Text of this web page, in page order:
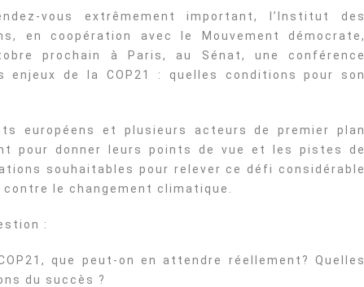
vous extrêmement important, l’Institut des
en coopération avec le Mouvement démocrate,
prochain à Paris, au Sénat, une conférence
enjeux de la COP21 : quelles conditions pour son
européens et plusieurs acteurs de premier plan
pour donner leurs points de vue et les pistes de
souhaitables pour relever ce défi considérable
le changement climatique.
:
que peut-on en attendre réellement? Quelles
du succès ?